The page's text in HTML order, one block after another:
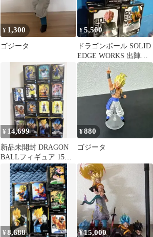
¥ 1,300
ゴジータ
¥5,500
ドラゴンボール SOLID
EDGE WORKS 出陣
フィギュアセット
¥ 14,699
新品未開封 DRAGON
BALLフィギュア 15体
セット悟空 ベジットゴ
ジータ
¥880
ゴジータ
¥8,688 ¥15,000